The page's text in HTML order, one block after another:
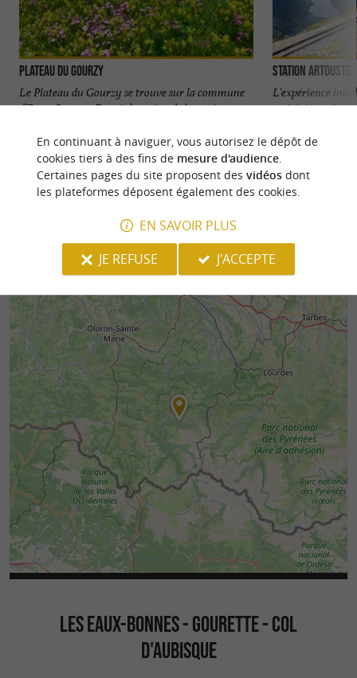
Plateau du Gourzy
Le Plateau du Gourzy se trouve sur la commune
d’Eaux-Bonnes. Depuis le casino de la station
2,5 km - Eaux-Bonnes
Station Artouste
L'expérience
activités outdoor
LES EAUX-BONNES - GOURETTE - COL
D'AUBISQUE
En continuant à naviguer, vous autorisez le dépôt de
cookies tiers à des fins de mesure d'audience.
Certaines pages du site proposent des vidéosdont
les plateformes déposent également des cookies.
EN SAVOIR PLUS
JE REFUSE
J'ACCEPTE